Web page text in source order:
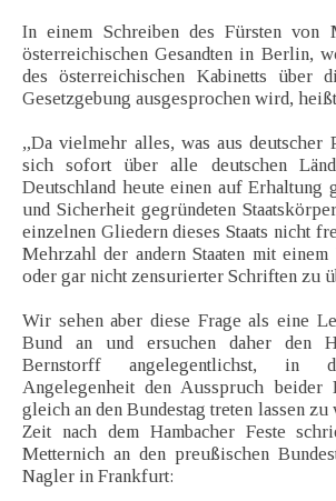
In einem Schreiben des Fürsten von
österreichischen Gesandten in Berlin,
des österreichischen Kabinetts über
Gesetzgebung ausgesprochen wird,
„Da vielmehr alles, was aus deutscher
sich sofort über alle deutschen
Deutschland heute einen auf Erhaltung
und Sicherheit gegründeten
einzelnen Gliedern dieses Staats nicht
Mehrzahl der andern Staaten mit
oder gar nicht zensurierter Schriften zu
Wir sehen aber diese Frage als eine
Bund an und ersuchen daher den
Bernstorff angelegentlichst, in
Angelegenheit den Ausspruch beider
gleich an den Bundestag treten lassen
Zeit nach dem Hambacher Feste
Metternich an den preußischen
Nagler in Frankfurt: